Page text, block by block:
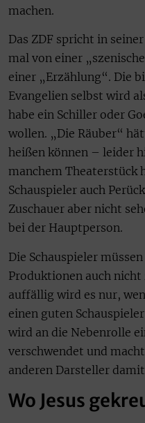
machen.
Das ZDF spricht in
mal von einer
einer „Erzählung“. Die
Evangelien selbst wird
habe ein Schiller oder
wollen. „Die Räuber“
heißen können – leider
manchem Theaterstück
Schauspieler auch
Zuschauer aber nicht
bei der Hauptperson.
Die Schauspieler
Produktionen auch
auffällig wird es nur,
einen guten
wird an die Nebenrolle
verschwendet und
anderen Darsteller
Wo Jesus